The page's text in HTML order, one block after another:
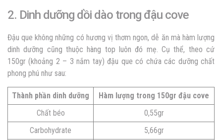
2. Dinh dưỡng dồi dào trong đậu cove
Đậu que không những có hương vị thơm ngon, dễ ăn mà hàm lượng
dinh dưỡng cũng thuộc hàng top luôn đó mẹ. Cụ thể, theo cứ
150gr (khoảng 2 – 3 nắm tay) đậu que có chứa các dưỡng chất
phong phú như sau:
Thành phần dinh dưỡng
Hàm lượng trong 150gr đậu cove
Chất béo
0,55gr
Carbohydrate
5,66gr